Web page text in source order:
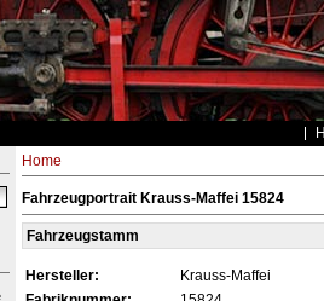
Home
Fahrzeugportrait Krauss-Maffei 15824
Fahrzeugstamm
Hersteller:
Krauss-Maffei